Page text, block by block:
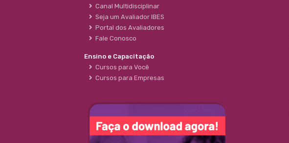
Canal Multidisciplinar
Seja um Avaliador IBES
Portal dos Avaliadores
Fale Conosco
Ensino e Capacitação
Cursos para Você
Cursos para Empresas